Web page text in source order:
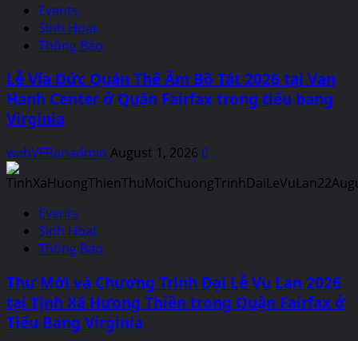
Events
Sinh Hoạt
Thông Báo
Lễ Vía Đức Quán Thế Âm Bồ Tát 2026 tại Van
Hanh Center ở Quận Fairfax trong tiểu bang
Virginia
webVFRanadmin August 1, 2026 0
Events
Sinh Hoạt
Thông Báo
Thư Mời và Chương Trình Đại Lễ Vu Lan 2026
tại Tịnh Xá Hưong Thiền trong Quận Fairfax ở
Tiểu Bang Virginia